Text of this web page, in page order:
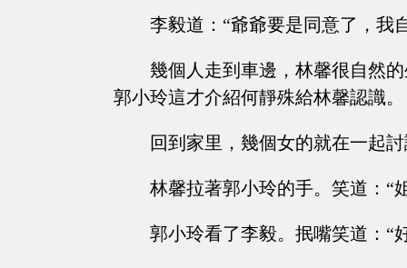
李毅道：“爺爺要是同意了，我
幾個人走到車邊，林馨很自然
郭小玲這才介紹何靜殊給林馨認識。
回到家里，幾個女的就在一起
林馨拉著郭小玲的手。笑道：“
郭小玲看了李毅。抿嘴笑道：“